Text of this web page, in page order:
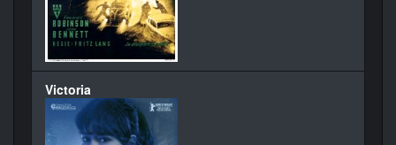
Victoria